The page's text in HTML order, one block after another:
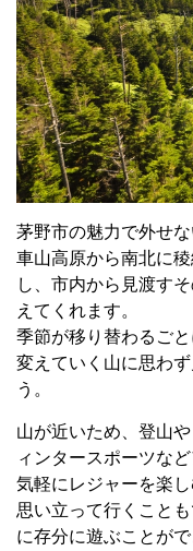
茅野市の魅力で外せ
車山高原から南北に
し、市内から見渡す
えてくれます。
季節が移り替わるご
変えていく山に思わ
う。
山が近いため、登山
ィンタースポーツな
気軽にレジャーを楽し
思い立って行くこと
に存分に遊ぶことがで